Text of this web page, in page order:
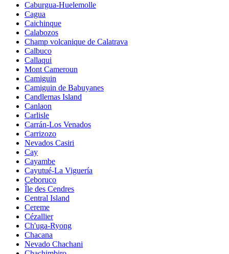
Caburgua-Huelemolle
Cagua
Caichinque
Calabozos
Champ volcanique de Calatrava
Calbuco
Callaqui
Mont Cameroun
Camiguin
Camiguin de Babuyanes
Candlemas Island
Canlaon
Carlisle
Carrán-Los Venados
Carrizozo
Nevados Casiri
Cay
Cayambe
Cayutué-La Viguería
Ceboruco
Île des Cendres
Central Island
Cereme
Cézallier
Ch'uga-Ryong
Chacana
Nevado Chachani